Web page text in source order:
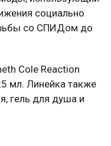
социально
со СПИДом до
Cole Reaction
мл. Линейка также
гель для душа и